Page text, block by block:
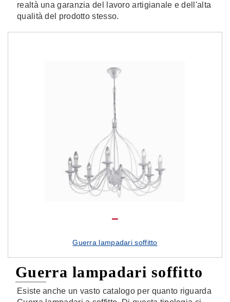
realtà una garanzia del lavoro artigianale e dell'alta
qualità del prodotto stesso.
Guerra lampadari soffitto
Guerra lampadari soffitto
Esiste anche un vasto catalogo per quanto riguarda